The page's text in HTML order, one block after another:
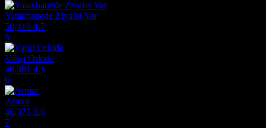
Yatakhanede Ziyafet Var
50,419 4.7
5
Vahşi Orkide
46,381 4.5
6
Armor
46,371 3.6
7